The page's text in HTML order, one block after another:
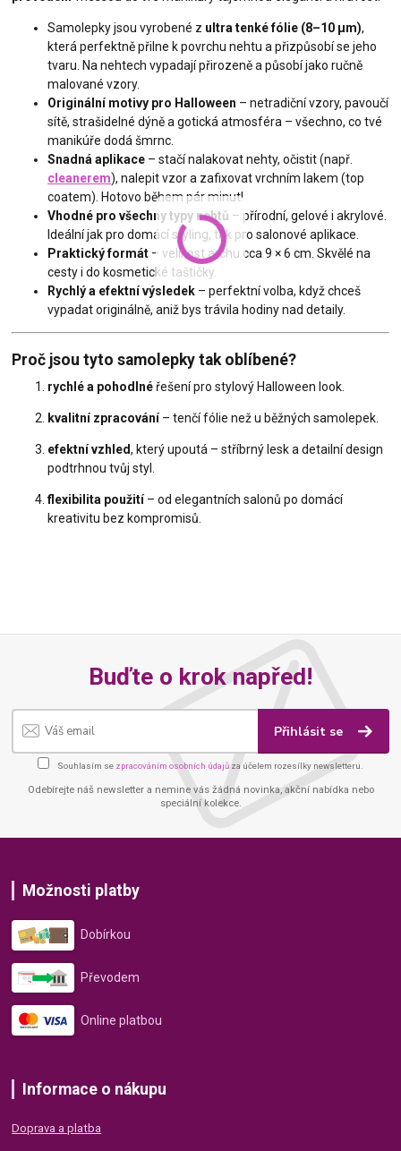
Samolepky jsou vyrobené z ultra tenké fólie (8–10 µm),
která perfektně přilne k povrchu nehtu a přizpůsobí se jeho
tvaru. Na nehtech vypadají přirozeně a působí jako ručně
malované vzory.
Originální motivy pro Halloween – netradiční vzory, pavoučí
sítě, strašidelné dýně a gotická atmosféra – všechno, co tvé
manikúře dodá šmrnc.
Snadná aplikace – stačí nalakovat nehty, očistit (např.
cleanerem), nalepit vzor a zafixovat vrchním lakem (top
coatem). Hotovo během pár minut!
Vhodné pro všechny typy nehtů – přírodní, gelové i akrylové.
Ideální jak pro domácí styling, tak pro salonové aplikace.
Praktický formát – velikost archu cca 9 × 6 cm. Skvělé na
cesty i do kosmetické taštičky.
Rychlý a efektní výsledek – perfektní volba, když chceš
vypadat originálně, aniž bys trávila hodiny nad detaily.
Proč jsou tyto samolepky tak oblíbené?
rychlé a pohodlné řešení pro stylový Halloween look.
kvalitní zpracování– tenčí fólie než u běžných samolepek.
efektní vzhled, který upoutá – stříbrný lesk a detailní design
podtrhnou tvůj styl.
flexibilita použití– od elegantních salonů po domácí
kreativitu bez kompromisů.
Buďte o krok napřed!
Přihlásit se
Souhlasím se zpracováním osobních údajů za účelem rozesílky newsletteru.
Odebírejte náš newsletter a nemine vás žádná novinka, akční nabídka nebo
speciální kolekce.
Možnosti platby
Dobírkou
Převodem
Online platbou
Informace o nákupu
Doprava a platba